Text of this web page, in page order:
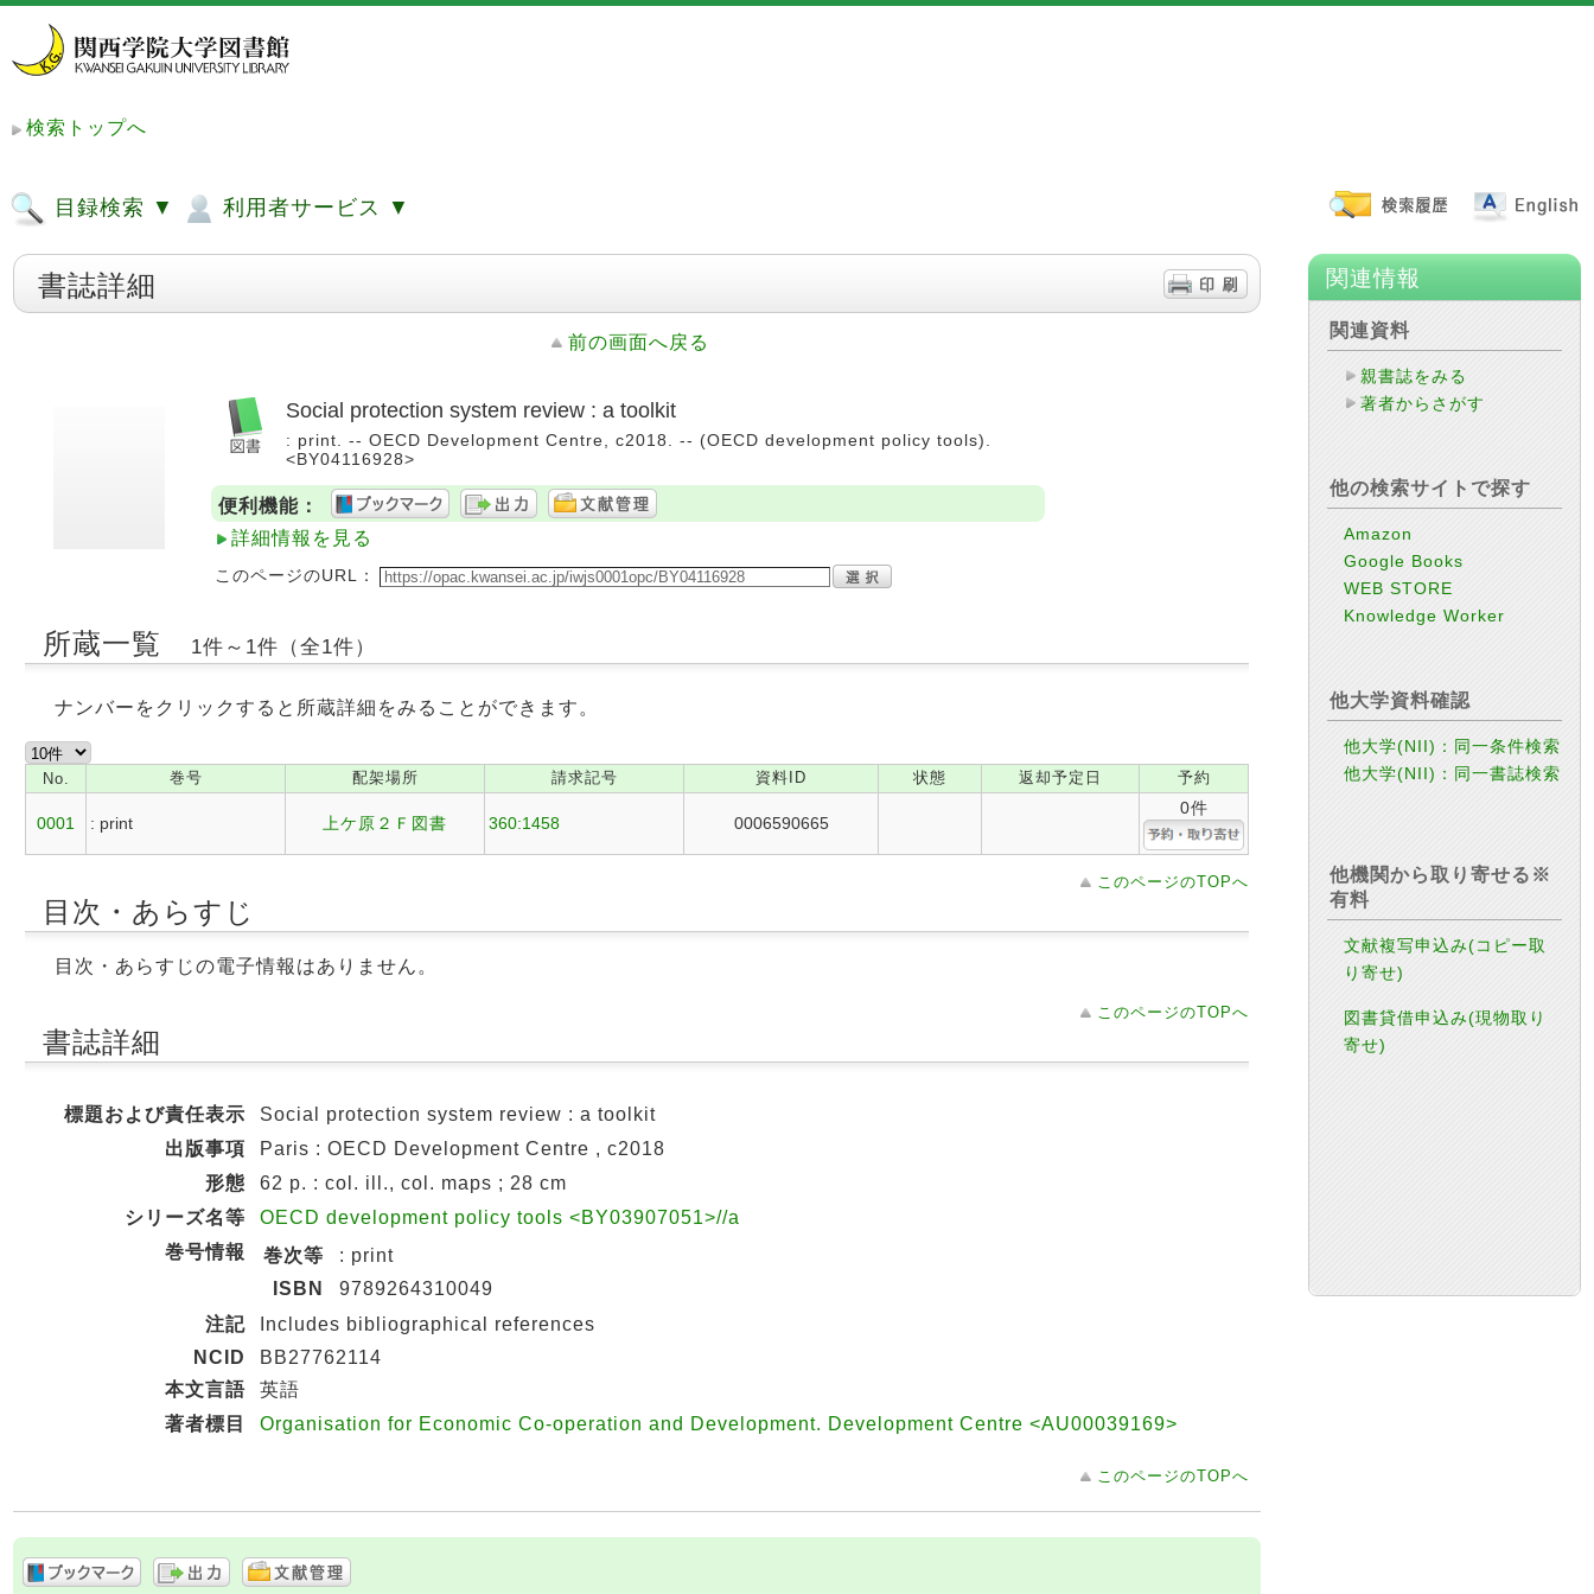
検索トップへ
目録検索 ▼ 利用者サービス ▼
書誌詳細
前の画面へ戻る
Social protection system review : a toolkit
: print. -- OECD Development Centre, c2018. -- (OECD development policy tools).
<BY04116928>
便利機能：
詳細情報を見る
このページのURL：
所蔵一覧 1件～1件（全1件）
ナンバーをクリックすると所蔵詳細をみることができます。
No. 巻号 配架場所 請求記号 資料ID 状態 返却予定日 予約
0001 : print 上ケ原２Ｆ図書 360:1458 0006590665
0件
このページのTOPへ
目次・あらすじ
目次・あらすじの電子情報はありません。
このページのTOPへ
書誌詳細
標題および責任表示
Social protection system review : a toolkit
出版事項
Paris : OECD Development Centre , c2018
形態
62 p. : col. ill., col. maps ; 28 cm
シリーズ名等
OECD development policy tools <BY03907051>//a
巻号情報
巻次等
: print
ISBN
9789264310049
注記
Includes bibliographical references
NCID
BB27762114
本文言語
英語
著者標目
Organisation for Economic Co-operation and Development. Development Centre <AU00039169>
このページのTOPへ
関連情報
関連資料
親書誌をみる
著者からさがす
他の検索サイトで探す
Amazon
Google Books
WEB STORE
Knowledge Worker
他大学資料確認
他大学(NII)：同一条件検索
他大学(NII)：同一書誌検索
他機関から取り寄せる※
有料
文献複写申込み(コピー取
り寄せ)
図書貸借申込み(現物取り
寄せ)